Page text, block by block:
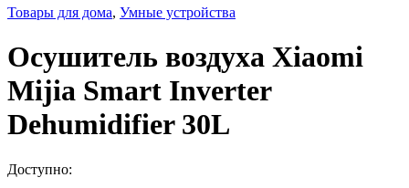
Товары для дома, Умные устройства
Осушитель воздуха Xiaomi
Mijia Smart Inverter
Dehumidifier 30L
Доступно: